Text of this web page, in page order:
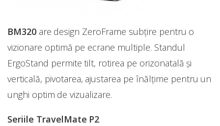
BM320 are design ZeroFrame subțire pentru o
vizionare optimă pe ecrane multiple. Standul
ErgoStand permite tilt, rotirea pe orizonatală și
verticală, pivotarea, ajustarea pe înălțime pentru un
unghi optim de vizualizare.
Seriile TravelMate P2